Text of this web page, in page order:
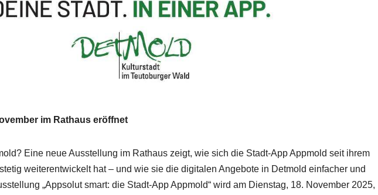
im Rathaus eröffnet
Eine neue Ausstellung im Rathaus zeigt, wie sich die Stadt-App Appmold seit ihrem
weiterentwickelt hat – und wie sie die digitalen Angebote in Detmold einfacher und
„Appsolut smart: die Stadt-App Appmold“ wird am Dienstag, 18. November 2025,